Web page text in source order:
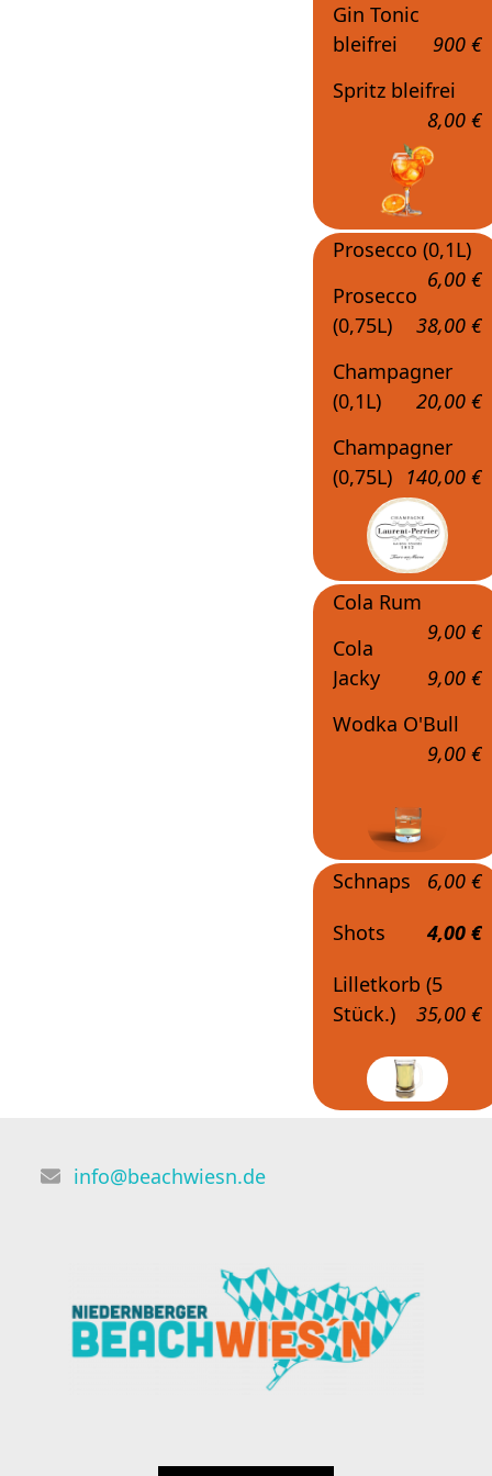
Gin Tonic
bleifrei
900 €
Spritz bleifrei
8,00 €
Prosecco (0,1L)
6,00 €
Prosecco
(0,75L)
38,00 €
Champagner
(0,1L)
20,00 €
Champagner
(0,75L) 140,00 €
Cola Rum
9,00 €
Cola
Jacky
9,00 €
Wodka O'Bull
9,00 €
Schnaps
6,00 €
Shots
4,00 €
Lilletkorb (5
Stück.)
35,00 €
info@beachwiesn.de